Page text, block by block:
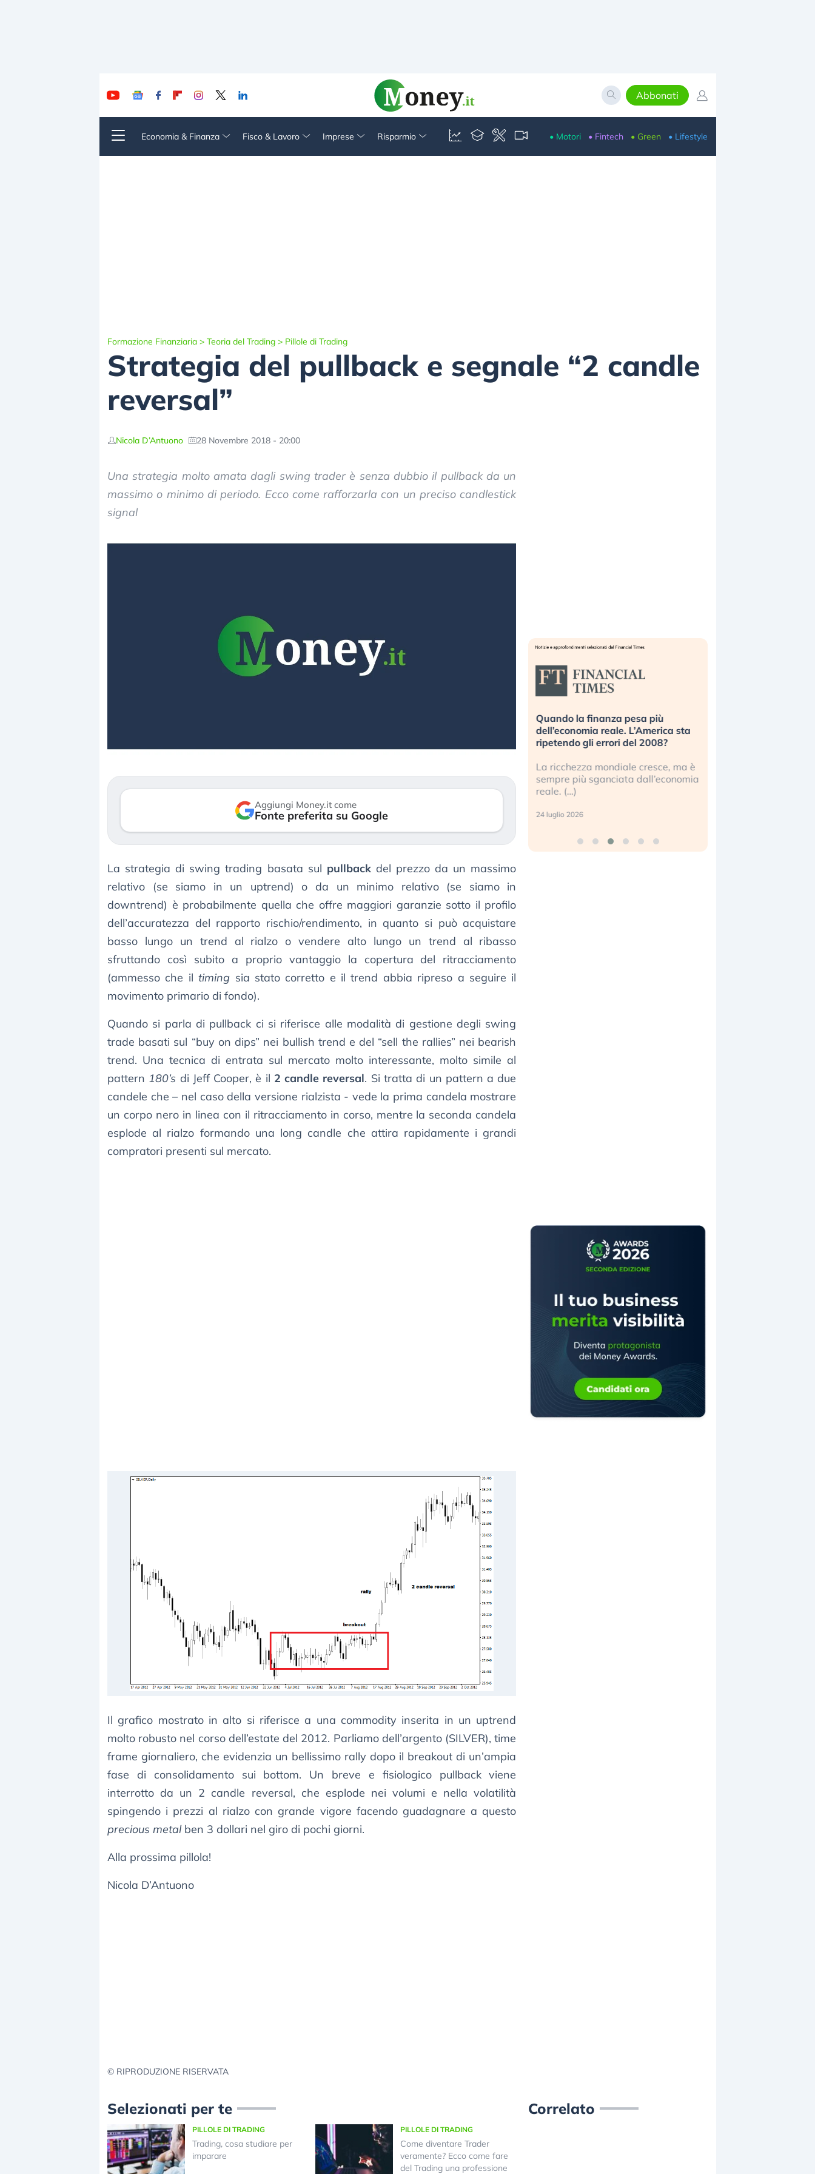
Abbonati
Economia & Finanza Fisco & Lavoro Imprese Risparmio • Motori • Fintech • Green • Lifestyle
Formazione Finanziaria > Teoria del Trading > Pillole di Trading
Strategia del pullback e segnale “2 candle
reversal”
Nicola D’Antuono 28 Novembre 2018 - 20:00
Una strategia molto amata dagli swing trader è senza dubbio il pullback da un
massimo o minimo di periodo. Ecco come rafforzarla con un preciso candlestick
signal
Aggiungi Money.it come
Fonte preferita su Google
La strategia di swing trading basata sul pullbackdel prezzo da un massimo
relativo (se siamo in un uptrend) o da un minimo relativo (se siamo in
downtrend) è probabilmente quella che offre maggiori garanzie sotto il profilo
dell’accuratezza del rapporto rischio/rendimento, in quanto si può acquistare
basso lungo un trend al rialzo o vendere alto lungo un trend al ribasso
sfruttando così subito a proprio vantaggio la copertura del ritracciamento
(ammesso che iltiming sia stato corretto e il trend abbia ripreso a seguire il
movimento primario di fondo).
Quando si parla di pullback ci si riferisce alle modalità di gestione degli swing
trade basati sul “buy on dips” nei bullish trend e del “sell the rallies” nei bearish
trend. Una tecnica di entrata sul mercato molto interessante, molto simile al
pattern 180’s di Jeff Cooper, è il 2 candle reversal. Si tratta di un pattern a due
candele che – nel caso della versione rialzista - vede la prima candela mostrare
un corpo nero in linea con il ritracciamento in corso, mentre la seconda candela
esplode al rialzo formando una long candle che attira rapidamente i grandi
compratori presenti sul mercato.
Il grafico mostrato in alto si riferisce a una commodity inserita in un uptrend
molto robusto nel corso dell’estate del 2012. Parliamo dell’argento (SILVER), time
frame giornaliero, che evidenzia un bellissimo rally dopo il breakout di un’ampia
fase di consolidamento sui bottom. Un breve e fisiologico pullback viene
interrotto da un 2 candle reversal, che esplode nei volumi e nella volatilità
spingendo i prezzi al rialzo con grande vigore facendo guadagnare a questo
precious metalben 3 dollari nel giro di pochi giorni.
Alla prossima pillola!
Nicola D’Antuono
© RIPRODUZIONE RISERVATA
mostrando segni di stanchezza
verso le (…)
Kospi, mentre gli investitori retail (…)
30 luglio 2026
Quando la finanza pesa più
dell’economia reale. L’America sta
ripetendo gli errori del 2008?
La ricchezza mondiale cresce, ma è
sempre più sganciata dall’economia
reale. (…)
24 luglio 2026
Selezionati per te
PILLOLE DI TRADING
Trading, cosa studiare per
imparare
PILLOLE DI TRADING
Come diventare Trader
veramente? Ecco come fare
del Trading una professione
Correlato